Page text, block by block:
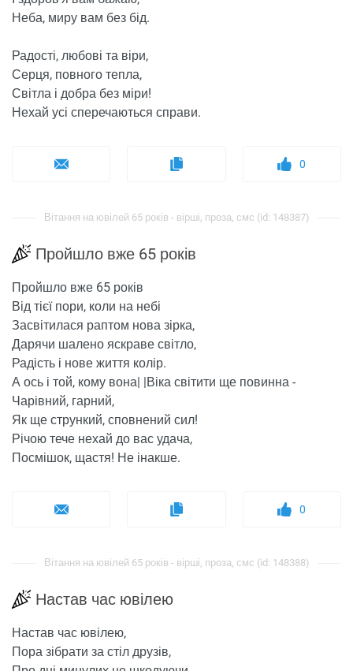
Неба, миру вам без бід.
Радості, любові та віри,
Серця, повного тепла,
Світла і добра без міри!
Нехай усі сперечаються справи.
0
Вітання на ювілей 65 років - вірші, проза, смс (id: 148387)
Пройшло вже 65 років
Пройшло вже 65 років
Від тієї пори, коли на небі
Засвітилася раптом нова зірка,
Дарячи шалено яскраве світло,
Радість і нове життя колір.
А ось і той, кому вона| |Віка світити ще повинна -
Чарівний, гарний,
Як ще стрункий, сповнений сил!
Річою тече нехай до вас удача,
Посмішок, щастя! Не інакше.
0
Вітання на ювілей 65 років - вірші, проза, смс (id: 148388)
Настав час ювілею
Настав час ювілею,
Пора зібрати за стіл друзів,